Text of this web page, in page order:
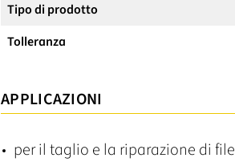
Tipo di prodotto
Tolleranza
APPLICAZIONI
per il taglio e la riparazione di